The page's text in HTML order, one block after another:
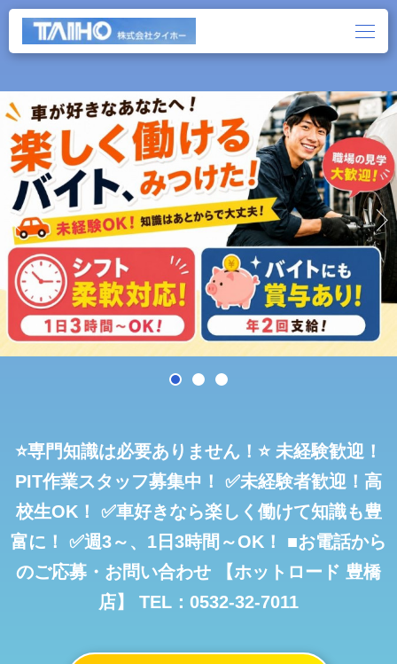
⭐専門知識は必要ありません！⭐ 未経験歓迎！
PIT作業スタッフ募集中！
✅未経験者歓迎！高
校生OK！
✅車好きなら楽しく働けて知識も豊
富に！
✅週3～、1日3時間～OK！
■お電話から
のご応募・お問い合わせ 【ホットロード 豊橋
店】
TEL：0532-32-7011